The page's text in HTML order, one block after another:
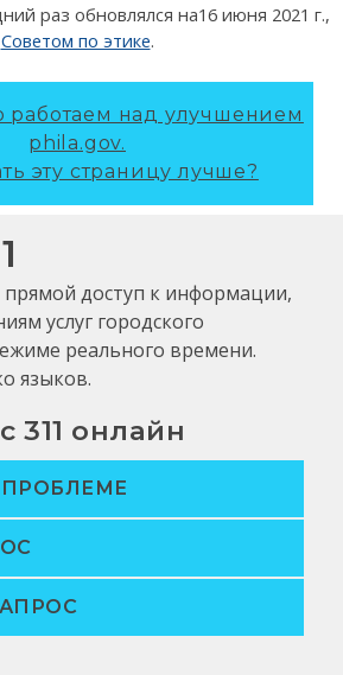
раз обновлялся на16 июня 2021 г.,
Советом по этике.
работаем над улучшением
phila.gov.
эту страницу лучше?
прямой доступ к информации,
услуг городского
реального времени.
языков.
311 онлайн